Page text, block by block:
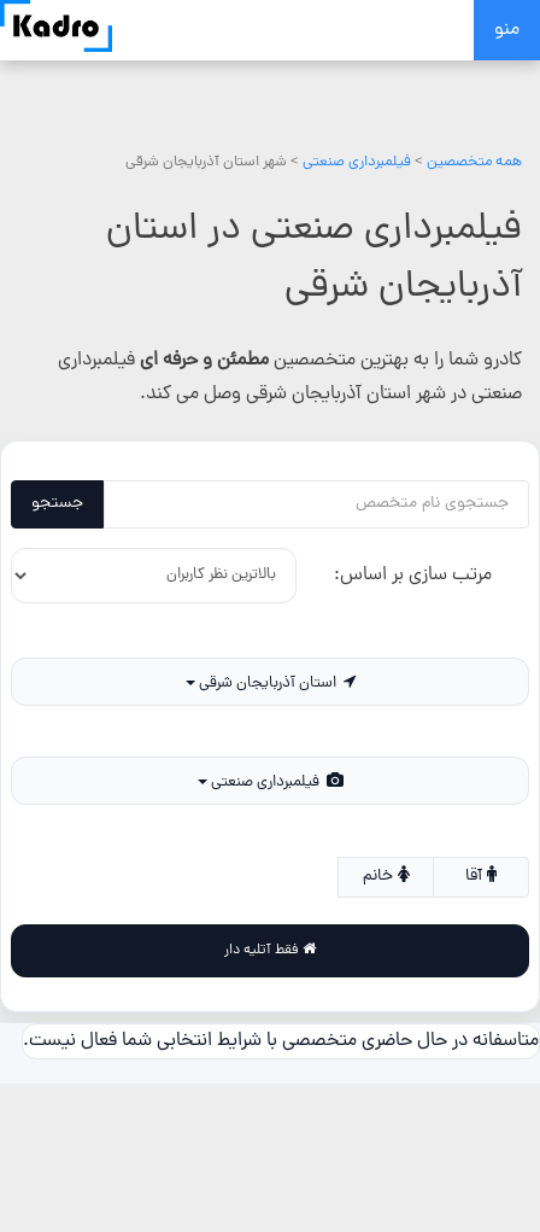
Skip
منو
همه متخصصین >فیلمبرداری صنعتی > شهر استان آذربایجان شرقی
فیلمبرداری صنعتی در استان
آذربایجان شرقی
کادرو شما را به بهترین متخصصینمطمئن و حرفه ایفیلمبرداری
صنعتی در شهر استان آذربایجان شرقی وصل می کند.
جستجو
مرتب سازی بر اساس:
استان آذربایجان شرقی
فیلمبرداری صنعتی
خانم
متاسفانه در حال حاضری متخصصی با شرایط انتخابی شما فعال نیست.